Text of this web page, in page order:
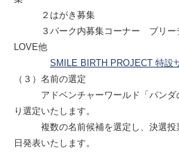
２はがき募集
３パーク内募集コーナー ブリーデ
LOVE他
SMILE BIRTH PROJECT 特設
（３）名前の選定
アドベンチャーワールド「パンダの
り選定いたします。
複数の名前候補を選定し、決選投
日発表いたします。